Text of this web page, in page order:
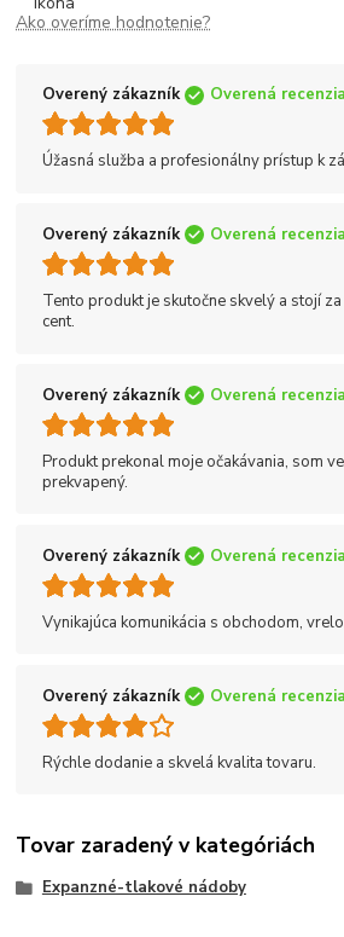
Ako overíme hodnotenie?
Overený zákazník Overená recenzia
Úžasná služba a profesionálny prístup k
Overený zákazník Overená recenzia
Tento produkt je skutočne skvelý a stojí
cent.
Overený zákazník Overená recenzia
Produkt prekonal moje očakávania, som
prekvapený.
Overený zákazník Overená recenzia
Vynikajúca komunikácia s obchodom,
Overený zákazník Overená recenzia
Rýchle dodanie a skvelá kvalita tovaru.
Tovar zaradený v kategóriách
Expanzné-tlakové nádoby